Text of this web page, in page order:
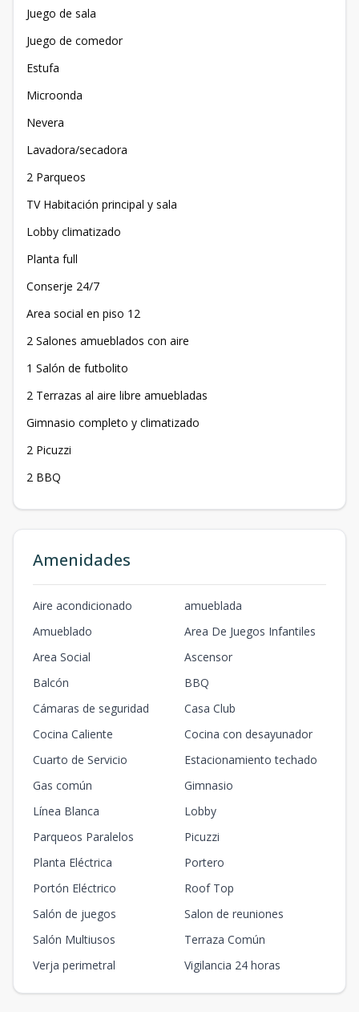
Juego de sala
Juego de comedor
Estufa
Microonda
Nevera
Lavadora/secadora
2 Parqueos
TV Habitación principal y sala
Lobby climatizado
Planta full
Conserje 24/7
Area social en piso 12
2 Salones amueblados con aire
1 Salón de futbolito
2 Terrazas al aire libre amuebladas
Gimnasio completo y climatizado
2 Picuzzi
2 BBQ
Amenidades
Aire acondicionado
amueblada
Amueblado
Area De Juegos Infantiles
Area Social
Ascensor
Balcón
BBQ
Cámaras de seguridad
Casa Club
Cocina Caliente
Cocina con desayunador
Cuarto de Servicio
Estacionamiento techado
Gas común
Gimnasio
Línea Blanca
Lobby
Parqueos Paralelos
Picuzzi
Planta Eléctrica
Portero
Portón Eléctrico
Roof Top
Salón de juegos
Salon de reuniones
Salón Multiusos
Terraza Común
Verja perimetral
Vigilancia 24 horas